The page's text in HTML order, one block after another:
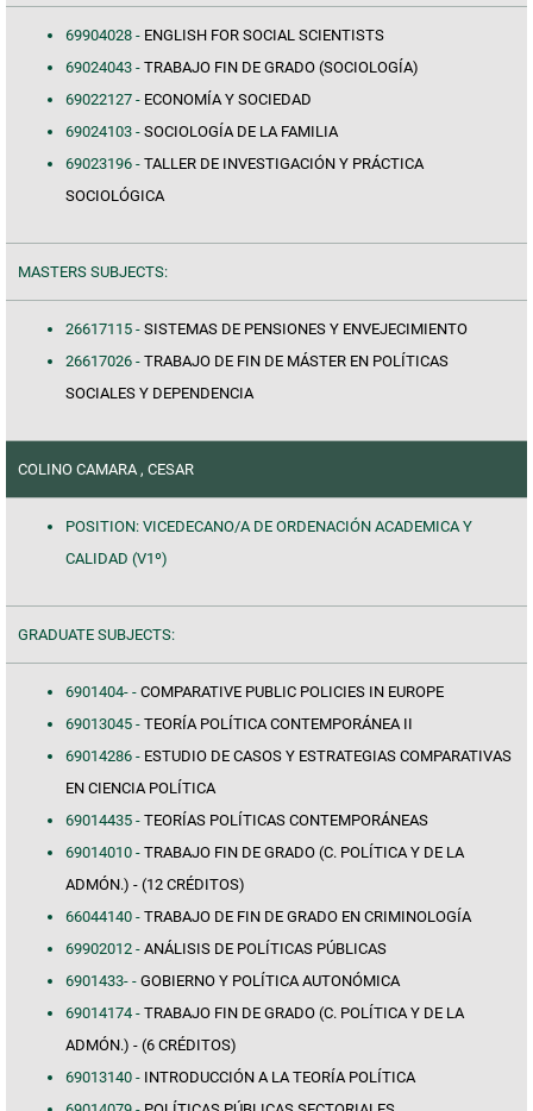
69904028 - ENGLISH FOR SOCIAL SCIENTISTS
69024043 - TRABAJO FIN DE GRADO (SOCIOLOGÍA)
69022127 - ECONOMÍA Y SOCIEDAD
69024103 - SOCIOLOGÍA DE LA FAMILIA
69023196 - TALLER DE INVESTIGACIÓN Y PRÁCTICA
SOCIOLÓGICA
MASTERS SUBJECTS:
26617115 - SISTEMAS DE PENSIONES Y ENVEJECIMIENTO
26617026 - TRABAJO DE FIN DE MÁSTER EN POLÍTICAS
SOCIALES Y DEPENDENCIA
COLINO CAMARA , CESAR
POSITION: VICEDECANO/A DE ORDENACIÓN ACADEMICA Y
CALIDAD (V1º)
GRADUATE SUBJECTS:
6901404- - COMPARATIVE PUBLIC POLICIES IN EUROPE
69013045 - TEORÍA POLÍTICA CONTEMPORÁNEA II
69014286 - ESTUDIO DE CASOS Y ESTRATEGIAS COMPARATIVAS
EN CIENCIA POLÍTICA
69014435 - TEORÍAS POLÍTICAS CONTEMPORÁNEAS
69014010 - TRABAJO FIN DE GRADO (C. POLÍTICA Y DE LA
ADMÓN.) - (12 CRÉDITOS)
66044140 - TRABAJO DE FIN DE GRADO EN CRIMINOLOGÍA
69902012 - ANÁLISIS DE POLÍTICAS PÚBLICAS
6901433- - GOBIERNO Y POLÍTICA AUTONÓMICA
69014174 - TRABAJO FIN DE GRADO (C. POLÍTICA Y DE LA
ADMÓN.) - (6 CRÉDITOS)
69013140 - INTRODUCCIÓN A LA TEORÍA POLÍTICA